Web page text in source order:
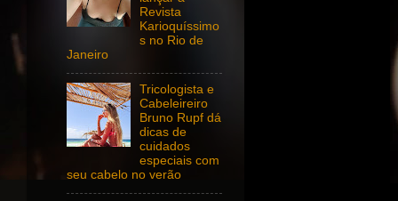
Revista
Karioquíssimo
s no Rio de
Janeiro
Tricologista e
Cabeleireiro
Bruno Rupf dá
dicas de
cuidados
especiais com
seu cabelo no verão